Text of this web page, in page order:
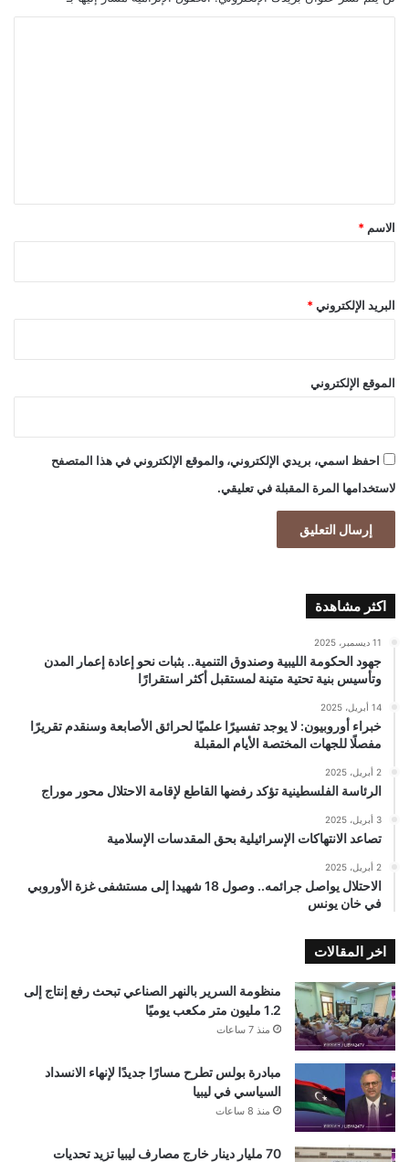
*
الاسم *
البريد الإلكتروني *
الموقع الإلكتروني
احفظ اسمي، بريدي الإلكتروني، والموقع الإلكتروني في هذا المتصفح
لاستخدامها المرة المقبلة في تعليقي.
اكثر مشاهدة
11 ديسمبر، 2025
جهود الحكومة الليبية وصندوق التنمية.. بثبات نحو إعادة إعمار المدن
وتأسيس بنية تحتية متينة لمستقبل أكثر استقرارًا
14 أبريل، 2025
خبراء أوروبيون: لا يوجد تفسيرًا علميًا لحرائق الأصابعة وسنقدم تقريرًا
مفصلًا للجهات المختصة الأيام المقبلة
2 أبريل، 2025
الرئاسة الفلسطينية تؤكد رفضها القاطع لإقامة الاحتلال محور موراج
3 أبريل، 2025
تصاعد الانتهاكات الإسرائيلية بحق المقدسات الإسلامية
2 أبريل، 2025
الاحتلال يواصل جرائمه.. وصول 18 شهيدا إلى مستشفى غزة الأوروبي
في خان يونس
اخر المقالات
منظومة السرير بالنهر الصناعي تبحث رفع إنتاج إلى
1.2 مليون متر مكعب يوميًا
منذ 7 ساعات
مبادرة بولس تطرح مسارًا جديدًا لإنهاء الانسداد
السياسي في ليبيا
منذ 8 ساعات
70 مليار دينار خارج مصارف ليبيا تزيد تحديات